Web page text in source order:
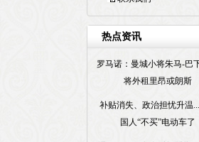
热点资讯
罗马诺：曼城小将朱马-巴
将外租里昂或朗斯
补贴消失、政治担忧升温
国人“不买”电动车了